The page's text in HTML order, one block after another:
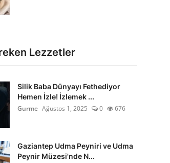
Lezzetler
Silik Baba Dünyayı Fethediyor
Hemen İzle! İzlemek ...
Gurme Ağustos 1, 2025 0 676
Gaziantep Udma Peyniri ve Udma
Peynir Müzesi'nde N...